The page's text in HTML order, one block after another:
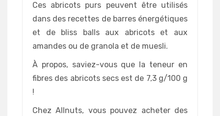
Ces abricots purs peuvent être utilisés
dans des recettes de barres énergétiques
et de bliss balls aux abricots et aux
amandes ou de granola et de muesli.
À propos, saviez-vous que la teneur en
fibres des abricots secs est de 7,3 g/100 g
!
Chez Allnuts, vous pouvez acheter des